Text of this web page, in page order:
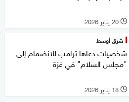
l 20 يناير 2026
شرق أوسط
شخصيات دعاها ترامب للانضمام إلى
"مجلس السلام" في غزة
l 18 يناير 2026